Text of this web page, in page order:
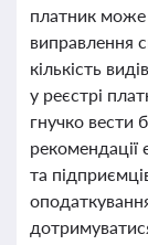
платник
виправлення
кількість
у реєстрі
гнучко вести
рекомендації
та